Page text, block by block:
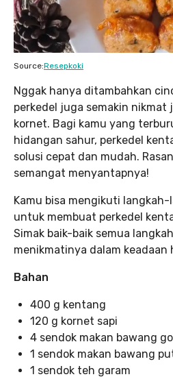
Source:Resepkoki
Nggak hanya ditambahkan
perkedel juga semakin nikmat
kornet. Bagi kamu yang
hidangan sahur, perkedel
solusi cepat dan mudah.
semangat menyantapnya!
Kamu bisa mengikuti
untuk membuat perkedel
Simak baik-baik semua
menikmatinya dalam keadaan
Bahan
400 g kentang
120 g kornet sapi
4 sendok makan bawang
1 sendok makan bawang
1 sendok teh garam